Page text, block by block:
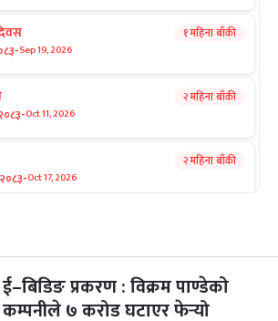
-Sep 19, 2026
१ महिना बाँकी
-Oct 11, 2026
२ महिना बाँकी
-Oct 17, 2026
२ महिना बाँकी
-Oct 20, 2026
२ महिना बाँकी
ई–बिडिङ प्रकरण : विक्रम पाण्डेको
कम्पनीले ७ करोड घटाएर फेर्‍यो